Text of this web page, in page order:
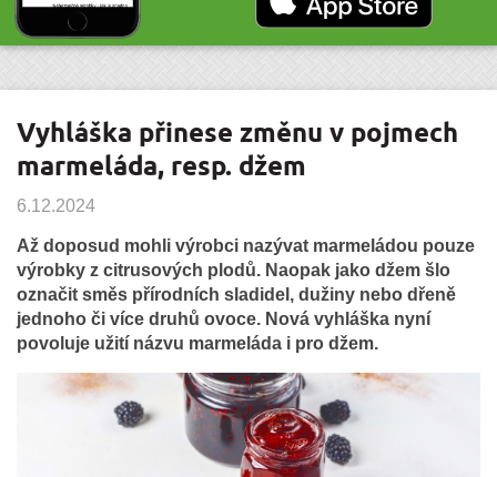
Vyhláška přinese změnu v pojmech
marmeláda, resp. džem
6.12.2024
Až doposud mohli výrobci nazývat marmeládou pouze
výrobky z citrusových plodů. Naopak jako džem šlo
označit směs přírodních sladidel, dužiny nebo dřeně
jednoho či více druhů ovoce. Nová vyhláška nyní
povoluje užití názvu marmeláda i pro džem.